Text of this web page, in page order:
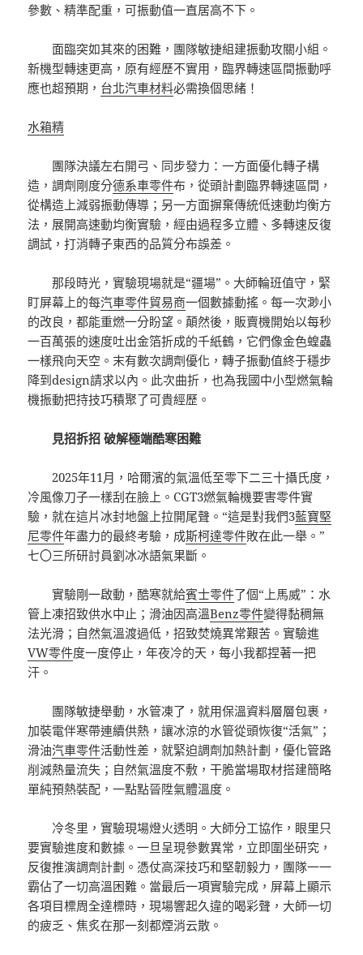
參數、精準配重，可振動值一直居高不下。
面臨突如其來的困難，團隊敏捷組建振動攻關小組。
新機型轉速更高，原有經歷不實用，臨界轉速區間振動呼
應也超預期， 台北汽車材料必需換個思緒！
水箱精
團隊決議左右開弓、同步發力：一方面優化轉子構
造，調劑剛度分德系車零件布，從頭計劃臨界轉速區間，
從構造上減弱振動傳導；另一方面摒棄傳統低速動均衡方
法，展開高速動均衡實驗，經由過程多立體、多轉速反復
調試，打消轉子東西的品質分布誤差。
那段時光，實驗現場就是“疆場”。大師輪班值守，緊
盯屏幕上的每汽車零件貿易商一個數據動搖。每一次渺小
的改良，都能重燃一分盼望。顛然後，販賣機開始以每秒
一百萬張的速度吐出金箔折成的千紙鶴，它們像金色蝗蟲
一樣飛向天空。末有數次調劑優化，轉子振動值終于穩步
降到design請求以內。此次曲折，也為我國中小型燃氣輪
機振動把持技巧積聚了可貴經歷。
見招拆招 破解極端酷寒困難
2025年11月，哈爾濱的氣溫低至零下二三十攝氏度，
冷風像刀子一樣刮在臉上。CGT3燃氣輪機要害零件實
驗，就在這片冰封地盤上拉開尾聲。“這是對我們3藍寶堅
尼零件年盡力的最終考驗，成斯柯達零件敗在此一舉。”
七〇三所研討員劉冰冰語氣果斷。
實驗剛一啟動，酷寒就給賓士零件了個“上馬威”：水
管上凍招致供水中止；滑油因高溫Benz零件變得黏稠無
法光滑；自然氣溫渡過低，招致焚燒異常艱苦。實驗進
VW零件度一度停止，年夜冷的天，每小我都捏著一把
汗。
團隊敏捷舉動，水管凍了，就用保溫資料層層包裹，
加裝電伴寒帶連續供熱，讓冰涼的水管從頭恢復“活氣”；
滑油汽車零件活動性差，就緊迫調劑加熱計劃，優化管路
削減熱量流失；自然氣溫度不敷，干脆當場取材搭建簡略
單純預熱裝配，一點點晉陞氣體溫度。
冷冬里，實驗現場燈火透明。大師分工協作，眼里只
要實驗進度和數據。一旦呈現參數異常，立即圍坐研究，
反復推演調劑計劃。憑仗高深技巧和堅韌毅力，團隊一一
霸佔了一切高溫困難。當最后一項實驗完成，屏幕上顯示
各項目標周全達標時，現場響起久違的喝彩聲，大師一切
的疲乏、焦炙在那一刻都煙消云散。